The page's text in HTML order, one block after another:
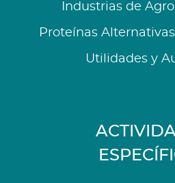
Industrias de
Proteínas
Utilidades y